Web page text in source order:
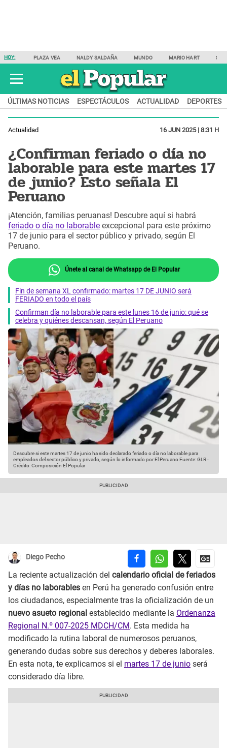
HOY: PLAZA VEA NALDY SALDAÑA MUNDO MARIO HART
ÚLTIMAS NOTICIAS ESPECTÁCULOS ACTUALIDAD DEPORTES
Actualidad 16 JUN 2025 | 8:31 H
¿Confirman feriado o día no
laborable para este martes 17
de junio? Esto señala El
Peruano
¡Atención, familias peruanas! Descubre aquí si habrá
feriado o día no laborable excepcional para este próximo
17 de junio para el sector público y privado, según El
Peruano.
Únete al canal de Whatsapp de El Popular
Fin de semana XL confirmado: martes 17 DE JUNIO será
FERIADO en todo el país
Confirman día no laborable para este lunes 16 de junio: qué se
celebra y quiénes descansan, según El Peruano
Descubre si este martes 17 de junio ha sido declarado feriado o día no laborable para
empleados del sector público y privado, según lo informado por El PeruanoFuente: GLR-
Crédito: Composición El Popular
Diego Pecho
La reciente actualización del calendario oficial de feriados
y días no laborables en Perú ha generado confusión entre
los ciudadanos, especialmente tras la oficialización de un
nuevo asueto regional establecido mediante la Ordenanza
Regional N.º 007-2025 MDCH/CM. Esta medida ha
modificado la rutina laboral de numerosos peruanos,
generando dudas sobre sus derechos y deberes laborales.
En esta nota, te explicamos si el martes 17 de junio será
considerado día libre.